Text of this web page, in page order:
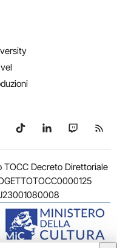
WhatsApp
su Telegram
Seguici su TikTok
Seguici su
Seguici
Decreto Direttoriale